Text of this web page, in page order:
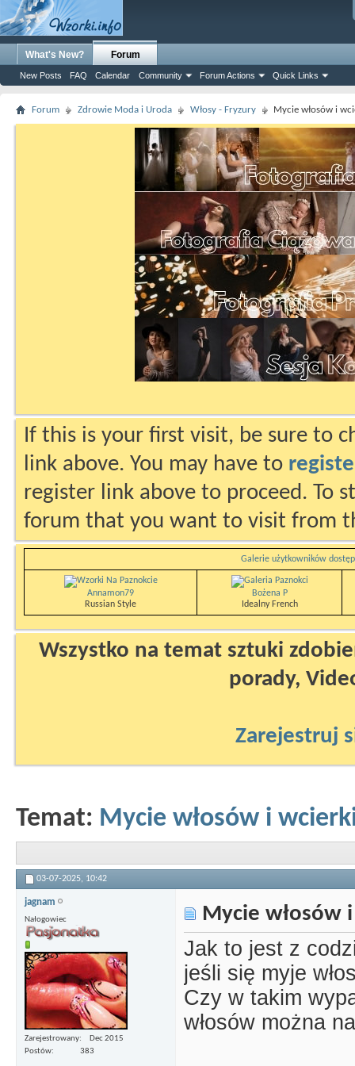
What's New? Forum
New Posts FAQ Calendar Community Forum Actions Quick Links
Forum Zdrowie Moda i Uroda Włosy - Fryzury Mycie włosów i
If this is your first visit, be sure to
link above. You may have to
register link above to proceed. To
forum that you want to visit from
Galerie użytkowników
Annamon79
Russian Style
Bożena P
Idealny French
Wszystko na temat sztuki
porady,
Zarejestruj
Temat: Mycie włosów i
03-07-2025, 10:42
jagnam
Nałogowiec
Zarejestrowany
Dec 2015
Postów
383
Mycie włosów
Jak to jest z
jeśli się myje
Czy w takim
włosów można